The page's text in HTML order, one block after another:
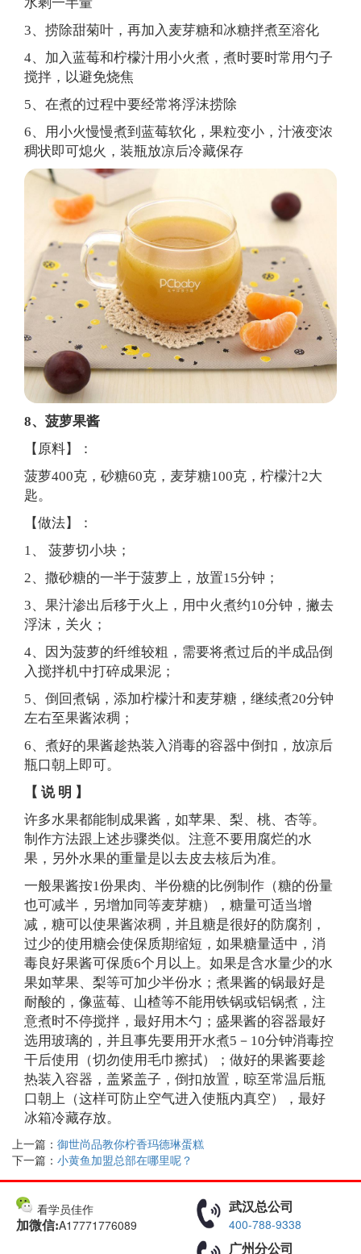
3、捞除甜菊叶，再加入麦芽糖和冰糖拌煮至溶化
4、加入蓝莓和柠檬汁用小火煮，煮时要时常用勺子
搅拌，以避免烧焦
5、在煮的过程中要经常将浮沫捞除
6、用小火慢慢煮到蓝莓软化，果粒变小，汁液变浓
稠状即可熄火，装瓶放凉后冷藏保存
8、菠萝果酱
【原料】：
菠萝400克，砂糖60克，麦芽糖100克，柠檬汁2大
匙。
【做法】：
1、 菠萝切小块；
2、撒砂糖的一半于菠萝上，放置15分钟；
3、果汁渗出后移于火上，用中火煮约10分钟，撇去
浮沫，关火；
4、因为菠萝的纤维较粗，需要将煮过后的半成品倒
入搅拌机中打碎成果泥；
5、倒回煮锅，添加柠檬汁和麦芽糖，继续煮20分钟
左右至果酱浓稠；
6、煮好的果酱趁热装入消毒的容器中倒扣，放凉后
瓶口朝上即可。
【 说 明 】
许多水果都能制成果酱，如苹果、梨、桃、杏等。
制作方法跟上述步骤类似。注意不要用腐烂的水
果，另外水果的重量是以去皮去核后为准。
一般果酱按1份果肉、半份糖的比例制作（糖的份量
也可减半，另增加同等麦芽糖），糖量可适当增
减，糖可以使果酱浓稠，并且糖是很好的防腐剂，
过少的使用糖会使保质期缩短，如果糖量适中，消
毒良好果酱可保质6个月以上。如果是含水量少的水
果如苹果、梨等可加少半份水；煮果酱的锅最好是
耐酸的，像蓝莓、山楂等不能用铁锅或铝锅煮，注
意煮时不停搅拌，最好用木勺；盛果酱的容器最好
选用玻璃的，并且事先要用开水煮5－10分钟消毒控
干后使用（切勿使用毛巾擦拭）；做好的果酱要趁
热装入容器，盖紧盖子，倒扣放置，晾至常温后瓶
口朝上（这样可防止空气进入使瓶内真空），最好
冰箱冷藏存放。
上一篇： 御世尚品教你柠香玛德琳蛋糕
下一篇： 小黄鱼加盟总部在哪里呢？
看学员佳作
加微信:A17771776089
武汉总公司
400-788-9338
广州分公司